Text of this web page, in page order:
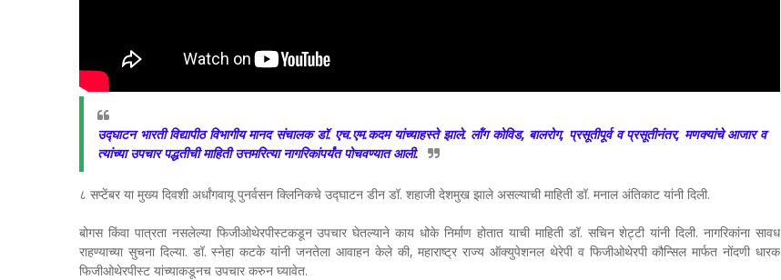
उद्घाटन भारती विद्यापीठ विभागीय मानद संचालक डॉ. एच.एम.कदम यांच्याहस्ते झाले. लॉंग कोविड, बालरोग, प्रसूतीपूर्व व प्रसूतीनंतर, मणक्यांचे आजार व
त्यांच्या उपचार पद्धतीची माहिती उत्तमरित्या नागरिकांपर्यंत पोचवण्यात आली.
८ सप्टेंबर या मुख्य दिवशी अर्धांगवायू पुनर्वसन क्लिनिकचे उद्घाटन डीन डॉ. शहाजी देशमुख झाले असल्याची माहिती डॉ. मनाल अंतिकाट यांनी दिली.
बोगस किंवा पात्रता नसलेल्या फिजीओथेरपीस्टकडून उपचार घेतल्याने काय धोके निर्माण होतात याची माहिती डॉ. सचिन शेट्टी यांनी दिली. नागरिकांना सावध
राहण्याच्या सुचना दिल्या. डॉ. स्नेहा कटके यांनी जनतेला आवाहन केले की, महाराष्ट्र राज्य ऑक्युपेशनल थेरेपी व फिजीओथेरपी कौन्सिल मार्फत नोंदणी धारक
फिजीओथेरपीस्ट यांच्याकडूनच उपचार करुन घ्यावेत.